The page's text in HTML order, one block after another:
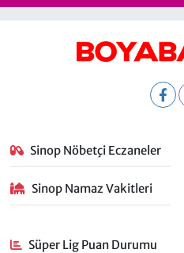
Sinop Nöbetçi Eczaneler
Sinop Namaz Vakitleri
Süper Lig Puan Durumu